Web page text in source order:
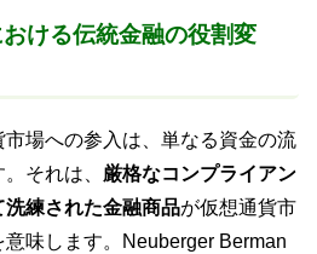
ける伝統金融の役割変
場への参入は、単なる資金の流
それは、 厳格なコンプライアン
練された金融商品が仮想通貨市
味します。Neuberger Berman